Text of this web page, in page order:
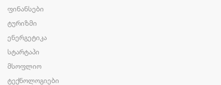
ფინანსები
ტურიზმი
ენერგეტიკა
სტარტაპი
მსოფლიო
ტექნოლოგიები